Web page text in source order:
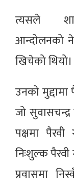
त्यसले
आन्दोलनको
खिचेको थियो।
उनको
जो
पक्षमा
निःशुल्क
प्रवासमा